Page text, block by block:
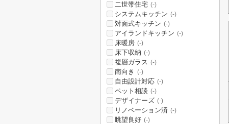
二世帯住宅 (-)
システムキッチン (-)
対面式キッチン (-)
アイランドキッチン (-)
床暖房 (-)
床下収納 (-)
複層ガラス (-)
南向き (-)
自由設計対応 (-)
ペット相談 (-)
デザイナーズ (-)
リノベーション済 (-)
眺望良好 (-)